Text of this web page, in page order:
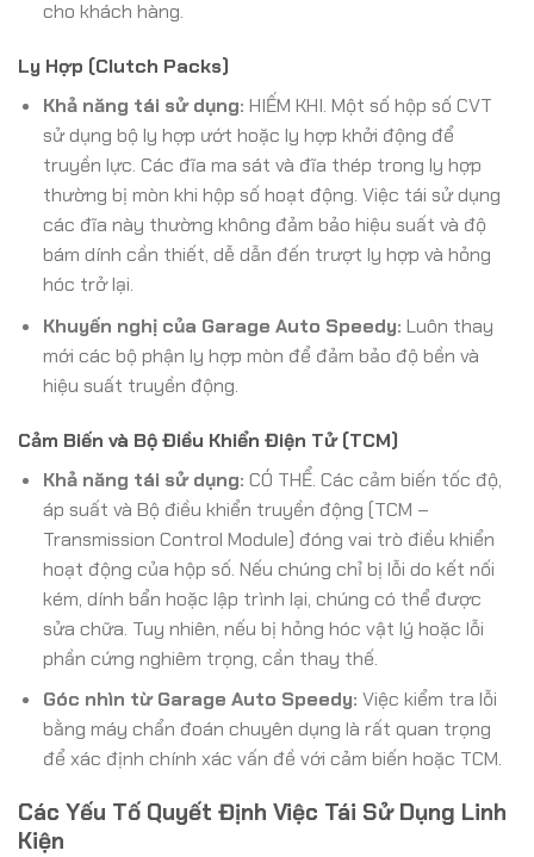
cho khách hàng.
Ly Hợp (Clutch Packs)
Khả năng tái sử dụng: HIẾM KHI. Một số hộp số CVT
sử dụng bộ ly hợp ướt hoặc ly hợp khởi động để
truyền lực. Các đĩa ma sát và đĩa thép trong ly hợp
thường bị mòn khi hộp số hoạt động. Việc tái sử dụng
các đĩa này thường không đảm bảo hiệu suất và độ
bám dính cần thiết, dễ dẫn đến trượt ly hợp và hỏng
hóc trở lại.
Khuyến nghị của Garage Auto Speedy: Luôn thay
mới các bộ phận ly hợp mòn để đảm bảo độ bền và
hiệu suất truyền động.
Cảm Biến và Bộ Điều Khiển Điện Tử (TCM)
Khả năng tái sử dụng: CÓ THỂ. Các cảm biến tốc độ,
áp suất và Bộ điều khiển truyền động (TCM –
Transmission Control Module) đóng vai trò điều khiển
hoạt động của hộp số. Nếu chúng chỉ bị lỗi do kết nối
kém, dính bẩn hoặc lập trình lại, chúng có thể được
sửa chữa. Tuy nhiên, nếu bị hỏng hóc vật lý hoặc lỗi
phần cứng nghiêm trọng, cần thay thế.
Góc nhìn từ Garage Auto Speedy: Việc kiểm tra lỗi
bằng máy chẩn đoán chuyên dụng là rất quan trọng
để xác định chính xác vấn đề với cảm biến hoặc TCM.
Các Yếu Tố Quyết Định Việc Tái Sử Dụng Linh
Kiện